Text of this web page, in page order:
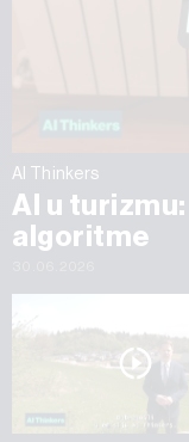
AI Thinkers
AI u
algoritme